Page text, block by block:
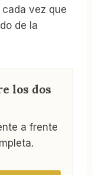
vez que
de la
los dos
a frente